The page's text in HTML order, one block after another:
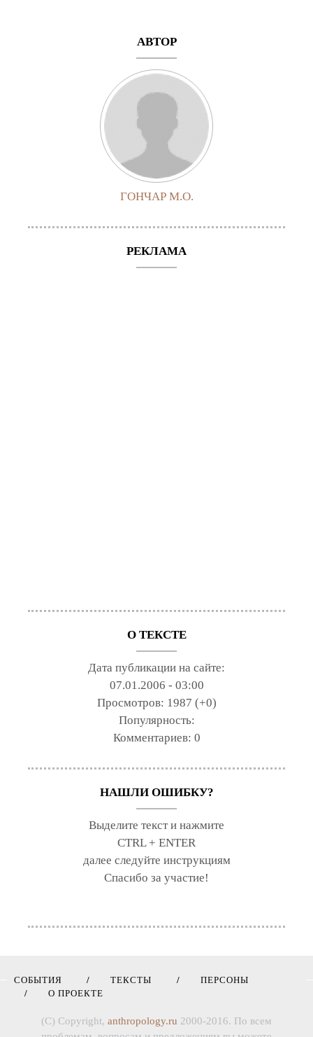
АВТОР
ГОНЧАР М.О.
РЕКЛАМА
О ТЕКСТЕ
Дата публикации на сайте:
07.01.2006 - 03:00
Просмотров: 1987 (+0)
Популярность:
Комментариев: 0
НАШЛИ ОШИБКУ?
Выделите текст и нажмите
CTRL + ENTER
далее следуйте инструкциям
Спасибо за участие!
СОБЫТИЯ ТЕКСТЫ
ПЕРСОНЫ
О ПРОЕКТЕ
(C) Copyright, anthropology.ru 2000-2016. По всем